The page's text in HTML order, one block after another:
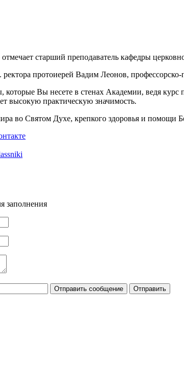
отмечает старший преподаватель кафедры
протоиерей Вадим Леонов,
которые Вы несете в стенах Академии, ведя
высокую практическую значимость.
во Святом Духе, крепкого здоровья и помощи
заполнения